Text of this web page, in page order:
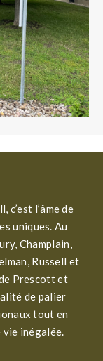
c’est l’âme de
uniques. Au
Champlain,
Russell et
Prescott et
de palier
tout en
inégalée.